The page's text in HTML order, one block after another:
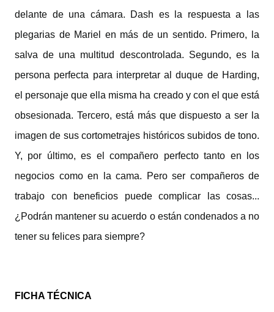
delante de una cámara. Dash es la respuesta a las
plegarias de Mariel en más de un sentido. Primero, la
salva de una multitud descontrolada. Segundo, es la
persona perfecta para interpretar al duque de Harding,
el personaje que ella misma ha creado y con el que está
obsesionada. Tercero, está más que dispuesto a ser la
imagen de sus cortometrajes históricos subidos de tono.
Y, por último, es el compañero perfecto tanto en los
negocios como en la cama. Pero ser compañeros de
trabajo con beneficios puede complicar las cosas...
¿Podrán mantener su acuerdo o están condenados a no
tener su felices para siempre?
FICHA TÉCNICA